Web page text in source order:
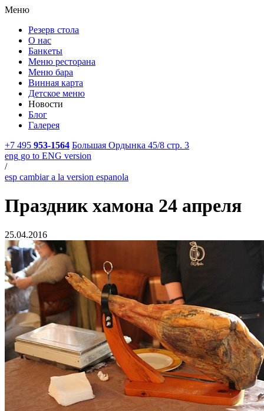
Меню
Резерв стола
О нас
Банкеты
Меню ресторана
Меню бара
Винная карта
Детское меню
Новости
Блог
Галерея
+7 495 953-1564 Большая Ордынка 45/8 стр. 3
eng go to ENG version
/
esp cambiar a la version espanola
Праздник хамона 24 апреля
25.04.2016